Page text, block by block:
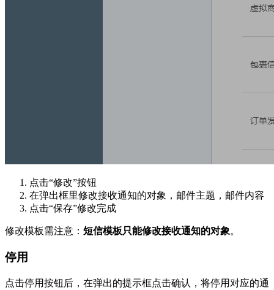
点击“修改”按钮
在弹出框里修改接收通知的对象，邮件主题，邮件内容
点击“保存”修改完成
修改模板需注意： 短信模板只能修改接收通知的对象。
停用
点击停用按钮后，在弹出的提示框点击确认，将停用对应的通